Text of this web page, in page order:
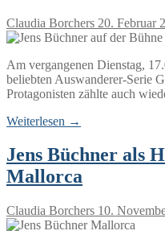
Claudia Borchers 20. Februar
Am vergangenen Dienstag,
beliebten Auswanderer-Serie
Protagonisten zählte auch
Weiterlesen →
Jens Büchner als
Mallorca
Claudia Borchers 10.